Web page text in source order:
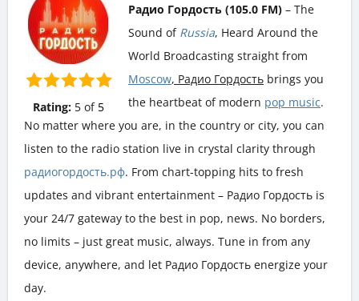
Rating: 5of 5
Радио Гордость (105.0 FM) – The
Sound of Russia, Heard Around the
World Broadcasting straight from
Moscow, Радио Гордость brings you
the heartbeat of modern pop music.
No matter where you are, in the country or city, you can
listen to the radio station live in crystal clarity through
радиогордость.рф. From chart-topping hits to fresh
updates and vibrant entertainment – Радио Гордость is
your 24/7 gateway to the best in pop, news. No borders,
no limits – just great music, always. Tune in from any
device, anywhere, and let Радио Гордость energize your
day.